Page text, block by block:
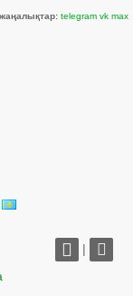
жаңалықтар: telegram vk max
|